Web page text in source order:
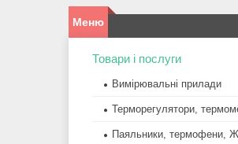
Товари і послуги
Вимірювальні прилади
Терморегулятори,
Паяльники, термофени,